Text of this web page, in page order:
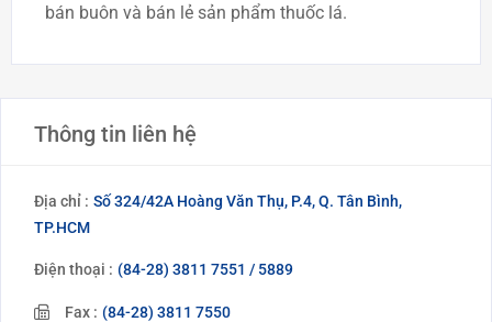
bán buôn và bán lẻ sản phẩm thuốc lá.
Thông tin liên hệ
Địa chỉ : Số 324/42A Hoàng Văn Thụ, P.4, Q. Tân Bình,
TP.HCM
Điện thoại : (84-28) 3811 7551 / 5889
Fax : (84-28) 3811 7550